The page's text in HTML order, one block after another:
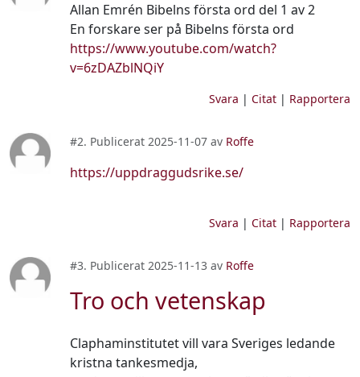
Allan Emrén Bibelns första ord del 1 av 2
En forskare ser på Bibelns första ord
https://www.youtube.com/watch?
v=6zDAZblNQiY
Svara | Citat| Rapportera
#2. Publicerat 2025-11-07 av Roffe
https://uppdraggudsrike.se/
Svara | Citat| Rapportera
#3. Publicerat 2025-11-13 av Roffe
Tro och vetenskap
Claphaminstitutet vill vara Sveriges ledande
kristna tankesmedja,